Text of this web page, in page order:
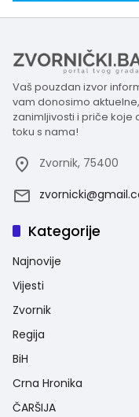
Vaš pouzdan izvor
vam donosimo
zanimljivosti i priče koje
toku s nama!
Zvornik, 75400
Kategorije
Najnovije
Vijesti
Zvornik
Regija
BiH
Crna Hronika
ČARŠIJA